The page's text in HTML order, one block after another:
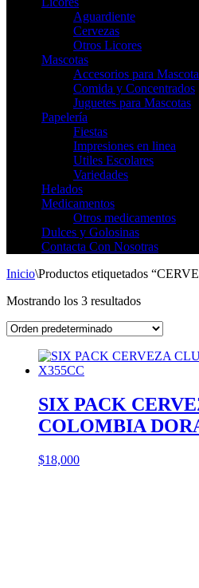
Aguardiente
Cervezas
Otros Licores
Mascotas
Accesorios para
Comida y Concentrados
Juguetes para Mascotas
Papelería
Fiestas
Impresiones en linea
Utiles Escolares
Variedades
Helados
Medicamentos
Otros medicamentos
Dulces y Golosinas
Contacta Con Nosotras
Inicio\Productos etiquetados
Mostrando los 3 resultados
SIX PACK
COLOMBIA
$18,000